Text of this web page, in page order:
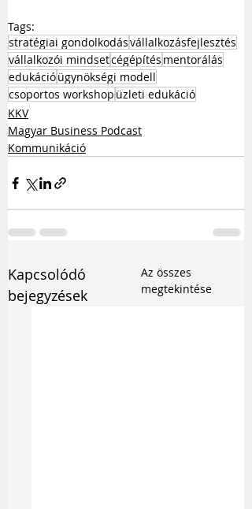
Tags:
stratégiai gondolkodásvállalkozásfejlesztés
vállalkozói mindsetcégépítés mentorálás
edukációügynökségi modell
csoportos workshop üzleti edukáció
KKV
Magyar Business Podcast
Kommunikáció
Kapcsolódó
bejegyzések
Az összes
megtekintése